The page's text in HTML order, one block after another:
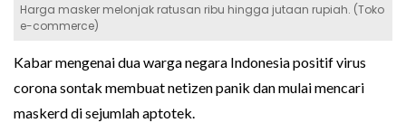
Harga masker melonjak ratusan ribu hingga jutaan rupiah. (Toko
e-commerce)
Kabar mengenai dua warga negara Indonesia positif virus
corona sontak membuat netizen panik dan mulai mencari
maskerd di sejumlah aptotek.